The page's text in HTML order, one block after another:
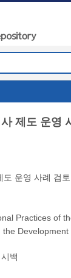
제도 운영
도 운영 사례 검
Practices of
the
백